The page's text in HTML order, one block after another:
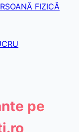
FIZICĂ
pe